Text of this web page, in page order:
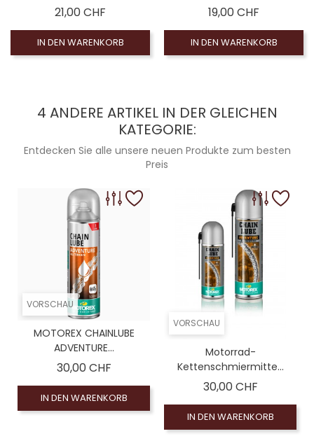
21,00 CHF
IN DEN WARENKORB
19,00 CHF
IN DEN WARENKORB
4 ANDERE ARTIKEL IN DER GLEICHEN
KATEGORIE:
Entdecken Sie alle unsere neuen Produkte zum besten
Preis
VORSCHAU
MOTOREX CHAINLUBE
ADVENTURE...
30,00 CHFPreis
IN DEN WARENKORB
VORSCHAU
Motorrad-
Kettenschmiermitte...
30,00 CHFPreis
IN DEN WARENKORB